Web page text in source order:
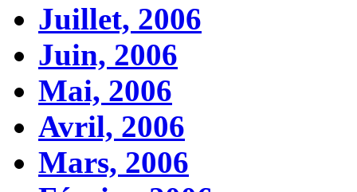
Juillet, 2006
Juin, 2006
Mai, 2006
Avril, 2006
Mars, 2006